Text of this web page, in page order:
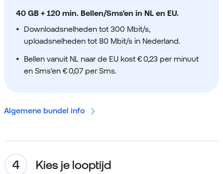
40 GB + 120 min. Bellen/Sms'en in NL en EU.
Downloadsnelheden tot 300 Mbit/s,
uploadsnelheden tot 80 Mbit/s in Nederland.
Bellen vanuit NL naar de EU kost € 0,23 per minuut
en Sms'en € 0,07 per Sms.
Algemene bundel info
Kies je looptijd